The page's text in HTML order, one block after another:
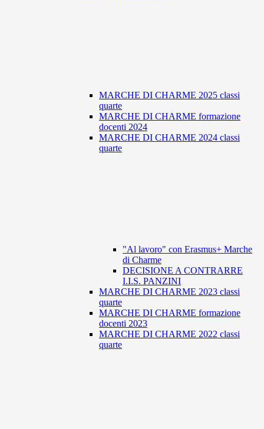
MARCHE DI CHARME 2025 classi
quarte
MARCHE DI CHARME formazione
docenti 2024
MARCHE DI CHARME 2024 classi
quarte
"Al lavoro" con Erasmus+ Marche
di Charme
DECISIONE A CONTRARRE
I.I.S. PANZINI
MARCHE DI CHARME 2023 classi
quarte
MARCHE DI CHARME formazione
docenti 2023
MARCHE DI CHARME 2022 classi
quarte